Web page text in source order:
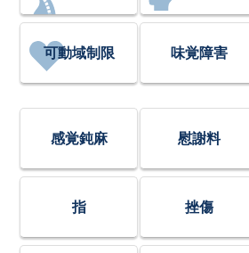
可動域制限 味覚障害
感覚鈍麻 慰謝料
指 挫傷